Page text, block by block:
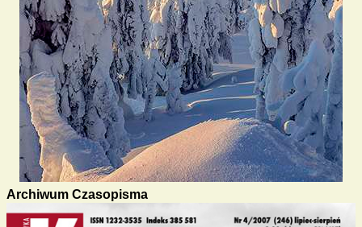
Archiwum Czasopisma